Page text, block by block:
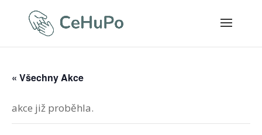
« Všechny Akce
akce již proběhla.